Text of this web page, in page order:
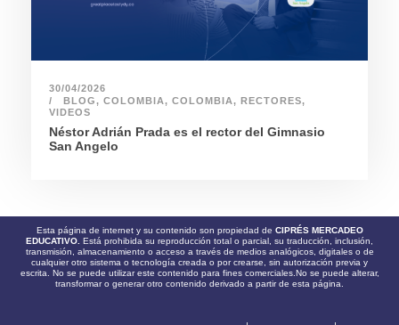
30/04/2026
BLOG, COLOMBIA, COLOMBIA, RECTORES,
VIDEOS
Néstor Adrián Prada es el rector del Gimnasio
San Angelo
Esta página de internet y su contenido son propiedad de CIPRÉS MERCADEO
EDUCATIVO. Está prohibida su reproducción total o parcial, su traducción, inclusión,
transmisión, almacenamiento o acceso a través de medios analógicos, digitales o de
cualquier otro sistema o tecnología creada o por crearse, sin autorización previa y
escrita. No se puede utilizar este contenido para fines comerciales.No se puede alterar,
transformar o generar otro contenido derivado a partir de esta página.